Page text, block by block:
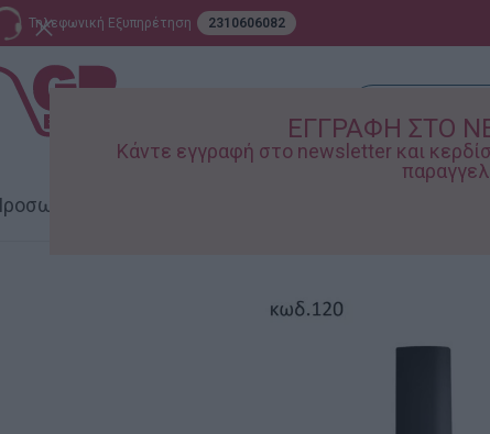
ΕΓΓΡΑΦΗ ΣΤΟ
Κάντε εγγραφή στο newsletter και
Τηλεφωνική Εξυπηρέτηση 2310606082
Φροντίδα